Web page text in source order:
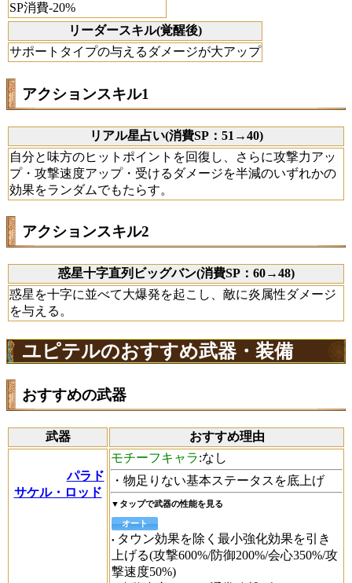
SP消費-20%
リーダースキル(覚醒後)
サポートタイプの与えるダメージが大アップ
アクションスキル1
リアル星占い(消費SP：51→40)
自分と味方のヒットポイントを回復し、さらに攻撃力アッ
プ・攻撃速度アップ・受けるダメージを半減のいずれかの
効果をランダムでもたらす。
アクションスキル2
惑星十字直列ビッグバン(消費SP：60→48)
惑星を十字に並べて大爆発を起こし、敵に炎属性ダメージ
を与える。
ユピテルのおすすめ武器・装備
おすすめの武器
武器 おすすめ理由
パラド
サケル・ロッド
モチーフキャラ:なし
・物足りない基本ステータスを底上げ
▼タップで武器の性能を見る
オート
タウン効果を除く最小強化効果を引き
上げる(攻撃600%/防御200%/会心350%/攻
撃速度50%)